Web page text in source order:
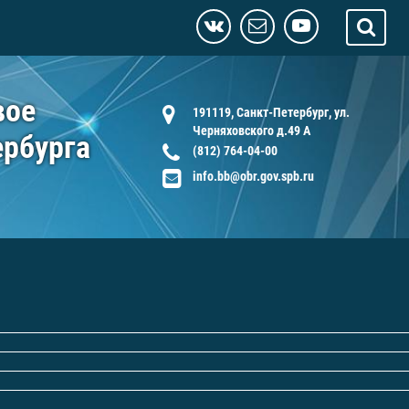
191119, Санкт-Петербург, ул.
Черняховского д.49 А
(812) 764-04-00
info.bb@obr.gov.spb.ru